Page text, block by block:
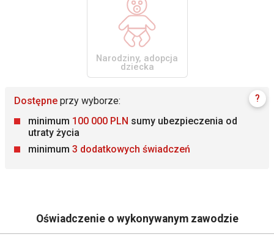
Narodziny, adopcja
dziecka
Dostępne przy wyborze:
minimum 100 000 PLN sumy ubezpieczenia od
utraty życia
minimum 3 dodatkowych świadczeń
?
Oświadczenie o wykonywanym zawodzie